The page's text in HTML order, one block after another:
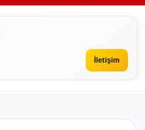
İletişim